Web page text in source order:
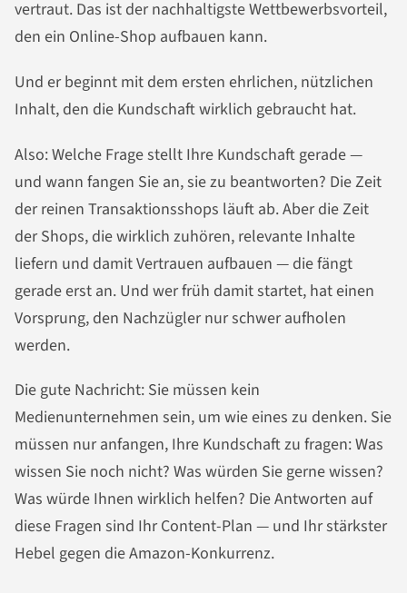
vertraut. Das ist der nachhaltigste Wettbewerbsvorteil,
den ein Online-Shop aufbauen kann.
Und er beginnt mit dem ersten ehrlichen, nützlichen
Inhalt, den die Kundschaft wirklich gebraucht hat.
Also: Welche Frage stellt Ihre Kundschaft gerade —
und wann fangen Sie an, sie zu beantworten? Die Zeit
der reinen Transaktionsshops läuft ab. Aber die Zeit
der Shops, die wirklich zuhören, relevante Inhalte
liefern und damit Vertrauen aufbauen — die fängt
gerade erst an. Und wer früh damit startet, hat einen
Vorsprung, den Nachzügler nur schwer aufholen
werden.
Die gute Nachricht: Sie müssen kein
Medienunternehmen sein, um wie eines zu denken. Sie
müssen nur anfangen, Ihre Kundschaft zu fragen: Was
wissen Sie noch nicht? Was würden Sie gerne wissen?
Was würde Ihnen wirklich helfen? Die Antworten auf
diese Fragen sind Ihr Content-Plan — und Ihr stärkster
Hebel gegen die Amazon-Konkurrenz.